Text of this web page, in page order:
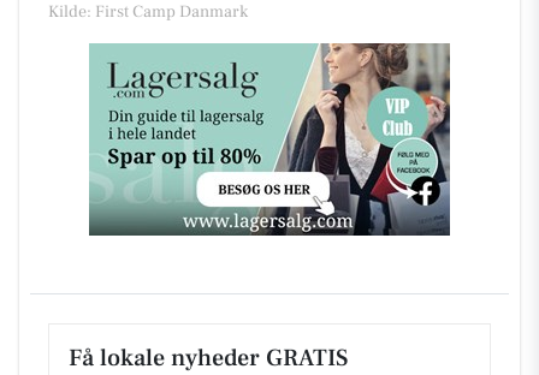
Kilde: First Camp Danmark
Få lokale nyheder GRATIS